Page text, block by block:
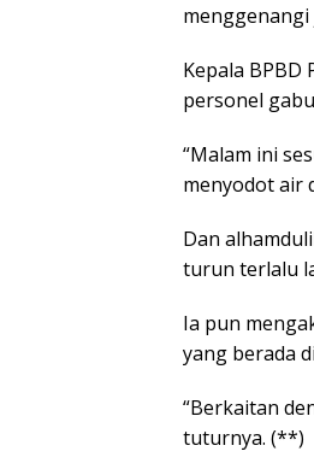
menggenangi
Kepala
personel
“Malam ini
menyodot air
Dan
turun terlalu
Ia pun
yang berada
“Berkaitan
tuturnya. (**)